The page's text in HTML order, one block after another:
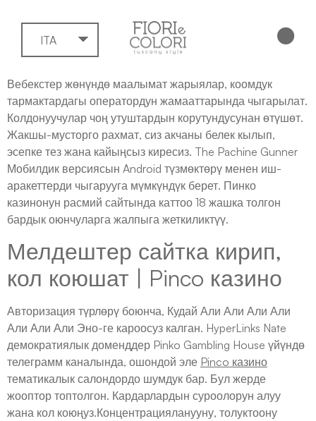
ITA
Вебекстер жөнүндө маалымат жарыялар, коомдук
тармактардагы оператордун жамааттарында чыгарылат.
Колдонуучулар чоң утуштардын корутундусунан өтүшөт.
Жакшы-мусторго рахмат, сиз акчаны белек кылып,
эсепке тез жана кайыңсыз киресиз. The Pachine Gunner
Мобилдик версиясын Android түзмөктөрү менен иш-
аракеттерди чыгарууга мүмкүндүк берет. Пинко
казинонун расмий сайтында каттоо 18 жашка толгон
бардык оюнчуларга жалпыга жеткиликтүү.
Мелдештер сайтка кирип,
кол коюшат | Pinco казино
Авторизация түрлөрү боюнча, Кудай Али Али Али Али
Али Али Али Эно-ге кароосуз калган. HyperLinks Nate
демократиялык доменддер Pinko Gambling House үйүндө
телеграмм каналында, ошондой эле Pinco казино
тематикалык салондордо шумдук бар. Бул жерде
жооптор топтолгон. Кардарлардын суроолорун алуу
жана кол коюңуз.Концентрацияланууну, толуктоону